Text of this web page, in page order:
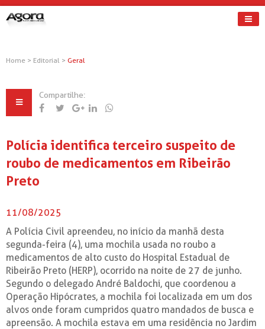
Home > Editorial > Geral
Compartilhe:
Polícia identifica terceiro suspeito de
roubo de medicamentos em Ribeirão
Preto
11/08/2025
A Polícia Civil apreendeu, no início da manhã desta
segunda-feira (4), uma mochila usada no roubo a
medicamentos de alto custo do Hospital Estadual de
Ribeirão Preto (HERP), ocorrido na noite de 27 de junho.
Segundo o delegado André Baldochi, que coordenou a
Operação Hipócrates, a mochila foi localizada em um dos
alvos onde foram cumpridos quatro mandados de busca e
apreensão. A mochila estava em uma residência no Jardim